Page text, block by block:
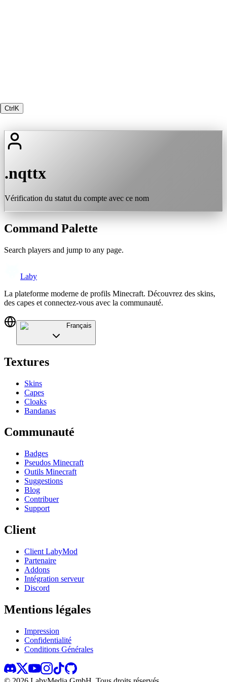
Ctrl K
.nqttx
Vérification du statut du compte avec ce nom
Command Palette
Search players and jump to any page.
Laby
La plateforme moderne de profils Minecraft. Découvrez des skins,
des capes et connectez-vous avec la communauté.
Français
Textures
Skins
Capes
Cloaks
Bandanas
Communauté
Badges
Pseudos Minecraft
Outils Minecraft
Suggestions
Blog
Contribuer
Support
Client
Client LabyMod
Partenaire
Addons
Intégration serveur
Discord
Mentions légales
Impression
Confidentialité
Conditions Générales